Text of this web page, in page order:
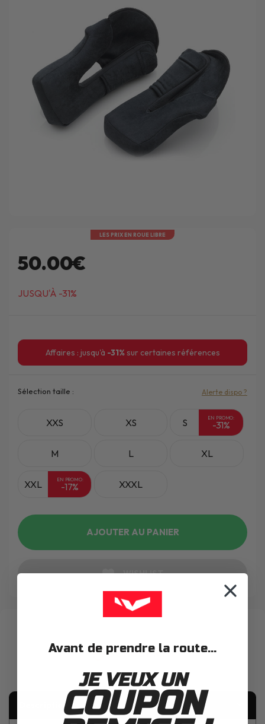
LES PRIX EN ROUE LIBRE
50.00€
JUSQU'À -31%
Affaires : jusqu'à -31%sur certaines références
Sélection taille :
XXS XS S EN PROMO:
-31%
M L XL
XXL EN PROMO:
-17% XXXL
Alerte dispo ?
AJOUTER AU PANIER
WISHLIST
Description
Avant de prendre la route...
JE VEUX UN
COUPON